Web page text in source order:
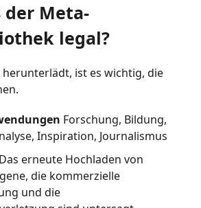
der Meta-
legal?
herunterlädt, ist es wichtig, die
Forschung, Bildung,
Inspiration, Journalismus
Das erneute Hochladen von
die kommerzielle
und die